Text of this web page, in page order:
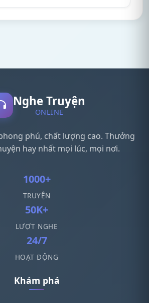
Nghe Truyện
ONLINE
phú, chất lượng cao. Thưởng
hay nhất mọi lúc, mọi nơi.
1000+
TRUYỆN
50K+
LƯỢT NGHE
24/7
HOẠT ĐỘNG
Khám phá